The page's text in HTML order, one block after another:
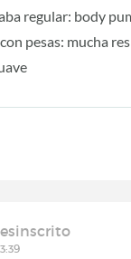
regular: body
pesas: mucha